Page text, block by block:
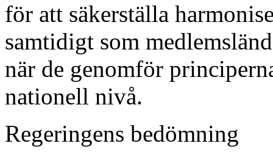
för att säkerställa
samtidigt som
när de genomför
nationell nivå.
Regeringens bedömning